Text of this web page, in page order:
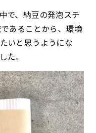
で、納豆の発泡スチ
あることから、環境
いと思うようにな
た。